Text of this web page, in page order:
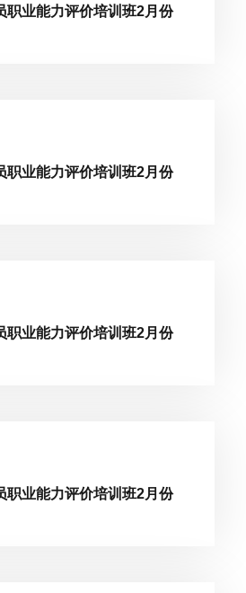
职业能力评价培训班2月份
职业能力评价培训班2月份
职业能力评价培训班2月份
职业能力评价培训班2月份